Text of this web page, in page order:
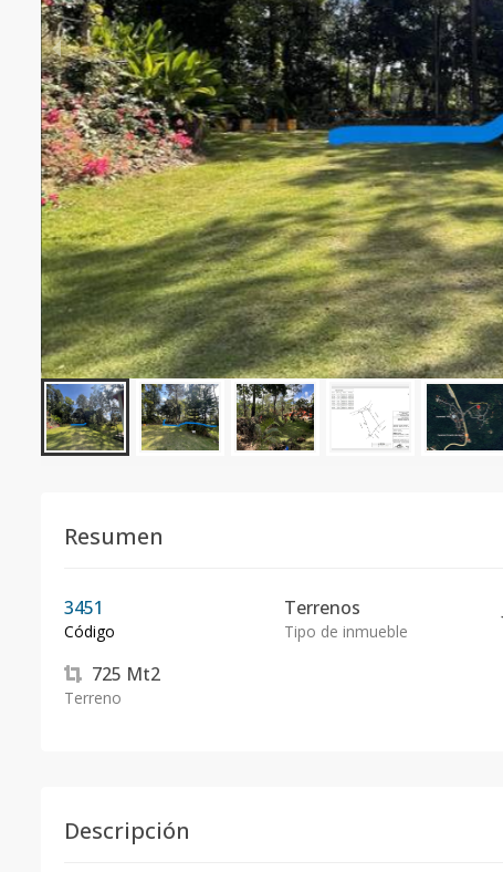
Resumen
3451
Código
Terrenos
Tipo de inmueble
725 Mt2
Terreno
Descripción